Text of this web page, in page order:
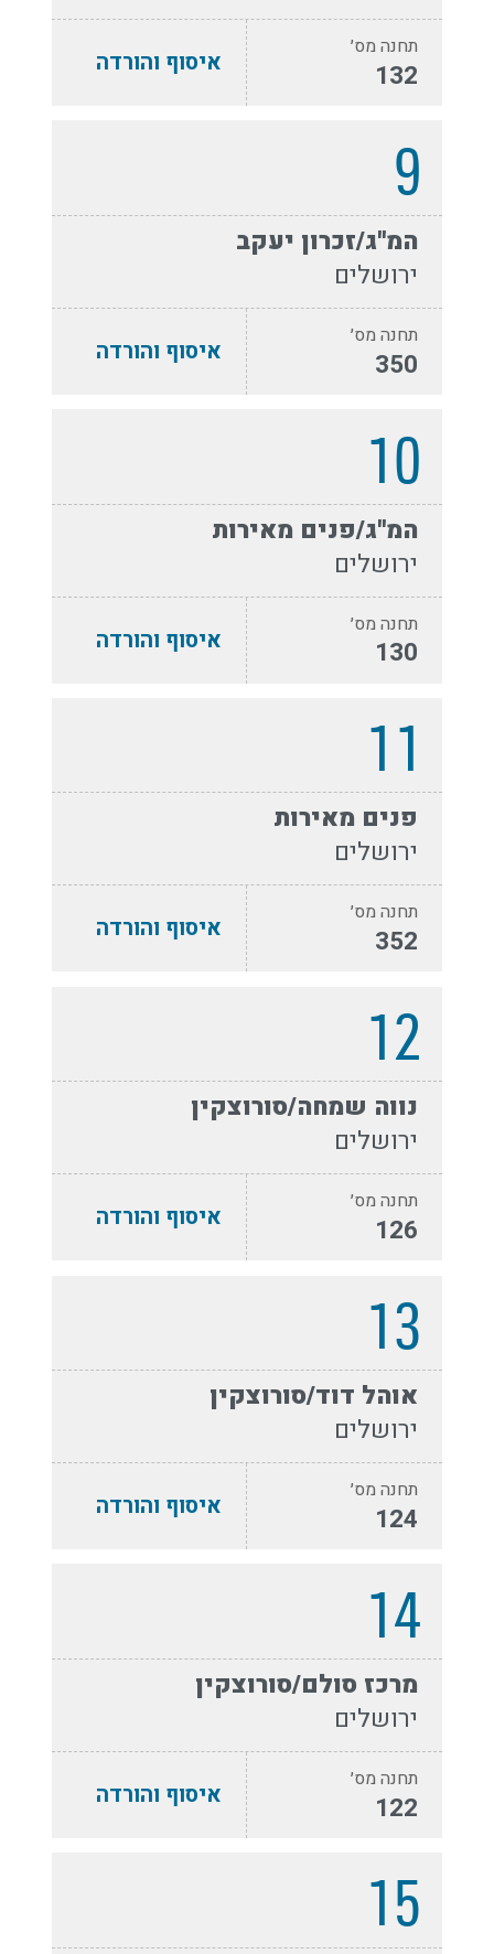
תחנה מס׳
132 איסוף והורדה
9
המ''ג/זכרון יעקב
ירושלים
תחנה מס׳
350 איסוף והורדה
10
המ''ג/פנים מאירות
ירושלים
תחנה מס׳
130 איסוף והורדה
11
פנים מאירות
ירושלים
תחנה מס׳
352 איסוף והורדה
12
נווה שמחה/סורוצקין
ירושלים
תחנה מס׳
126 איסוף והורדה
13
אוהל דוד/סורוצקין
ירושלים
תחנה מס׳
124 איסוף והורדה
14
מרכז סולם/סורוצקין
ירושלים
תחנה מס׳
122 איסוף והורדה
15